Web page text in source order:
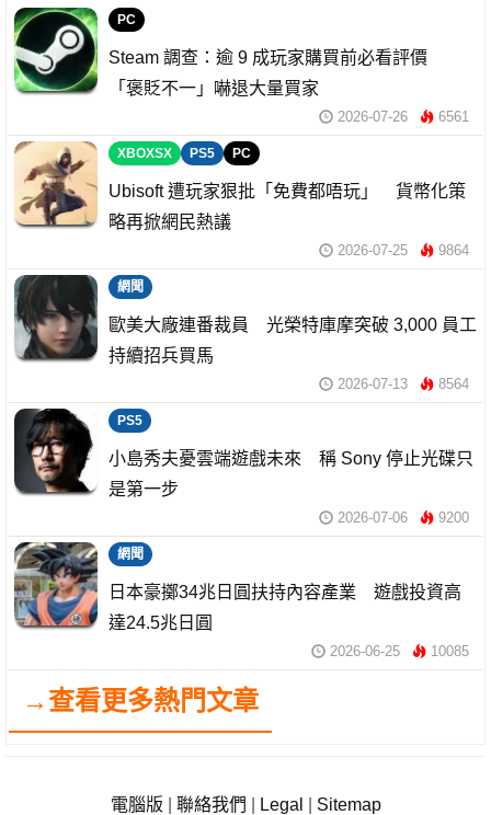
PC
Steam 調查：逾 9 成玩家購買前必看評價
「褒貶不一」嚇退大量買家
2026-07-26 6561
XBOXSX PS5 PC
Ubisoft 遭玩家狠批「免費都唔玩」 貨幣化策
略再掀網民熱議
2026-07-25 9864
網聞
歐美大廠連番裁員 光榮特庫摩突破 3,000 員工
持續招兵買馬
2026-07-13 8564
PS5
小島秀夫憂雲端遊戲未來 稱 Sony 停止光碟只
是第一步
2026-07-06 9200
網聞
日本豪擲34兆日圓扶持內容產業 遊戲投資高
達24.5兆日圓
2026-06-25 10085
→查看更多熱門文章
電腦版 聯絡我們 Legal Sitemap